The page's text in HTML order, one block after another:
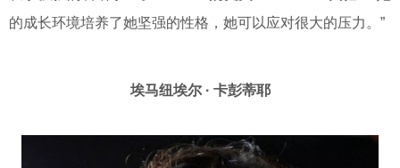
的成长环境培养了她坚强的性格，她可以应对很大的压力。”
埃马纽埃尔 · 卡彭蒂耶